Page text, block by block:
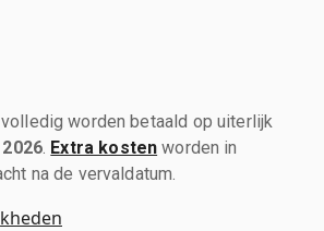
worden betaald op uiterlijk
Extra kosten worden in
na de vervaldatum.